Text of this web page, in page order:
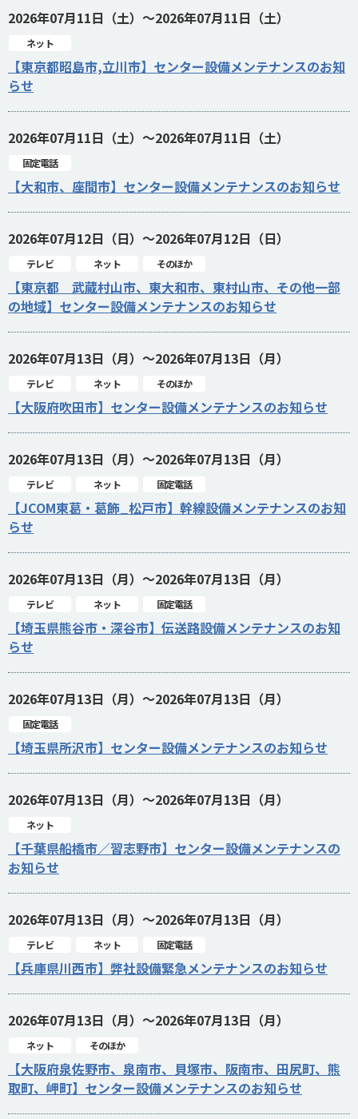
2026年07月11日（土）～2026年07月11日（土）
ネット
【東京都昭島市,立川市】センター設備メンテナンスのお知
らせ
2026年07月11日（土）～2026年07月11日（土）
固定電話
【大和市、座間市】センター設備メンテナンスのお知らせ
2026年07月12日（日）～2026年07月12日（日）
テレビ ネット そのほか
【東京都 武蔵村山市、東大和市、東村山市、その他一部
の地域】センター設備メンテナンスのお知らせ
2026年07月13日（月）～2026年07月13日（月）
テレビ ネット そのほか
【大阪府吹田市】センター設備メンテナンスのお知らせ
2026年07月13日（月）～2026年07月13日（月）
テレビ ネット 固定電話
【JCOM東葛・葛飾_松戸市】幹線設備メンテナンスのお知
らせ
2026年07月13日（月）～2026年07月13日（月）
テレビ ネット 固定電話
【埼玉県熊谷市・深谷市】伝送路設備メンテナンスのお知
らせ
2026年07月13日（月）～2026年07月13日（月）
固定電話
【埼玉県所沢市】センター設備メンテナンスのお知らせ
2026年07月13日（月）～2026年07月13日（月）
ネット
【千葉県船橋市／習志野市】センター設備メンテナンスの
お知らせ
2026年07月13日（月）～2026年07月13日（月）
テレビ ネット 固定電話
【兵庫県川西市】弊社設備緊急メンテナンスのお知らせ
2026年07月13日（月）～2026年07月13日（月）
ネット そのほか
【大阪府泉佐野市、泉南市、貝塚市、阪南市、田尻町、熊
取町、岬町】センター設備メンテナンスのお知らせ